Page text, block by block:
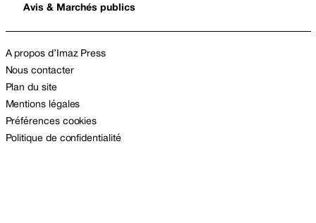
Avis & Marchés publics
A propos d’Imaz Press
Nous contacter
Plan du site
Mentions légales
Préférences cookies
Politique de confidentialité